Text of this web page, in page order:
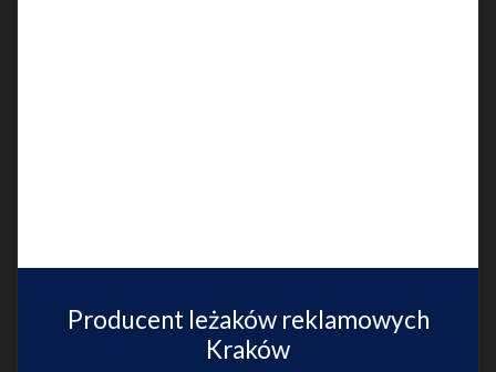
Producent leżaków reklamowych
Kraków